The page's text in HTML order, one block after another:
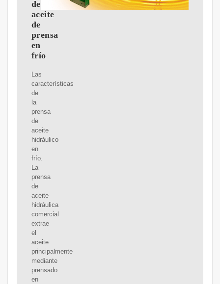
de
aceite
de
prensa
en
frío
Las
características
de
la
prensa
de
aceite
hidráulico
en
frío.
La
prensa
de
aceite
hidráulica
comercial
extrae
el
aceite
principalmente
mediante
prensado
en